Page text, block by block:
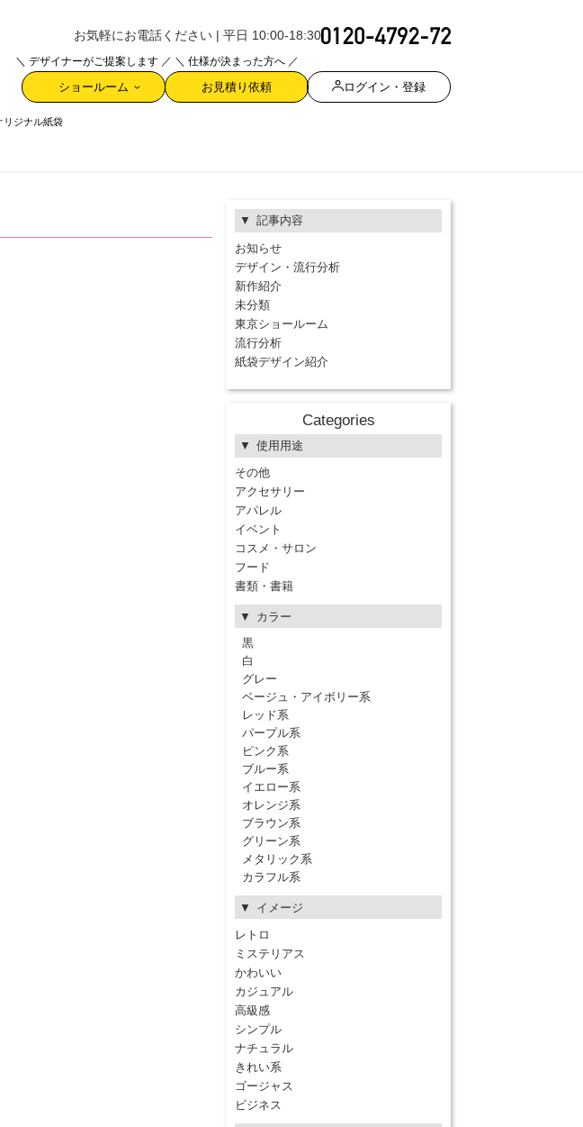
お気軽にお電話ください | 平日 10:00-18:30
＼ デザイナーがご提案します ／
ショールーム
＼ 仕様が決まった方へ ／
お見積り依頼 ログイン・登録
リジナル紙袋
記事内容
お知らせ
デザイン・流行分析
新作紹介
未分類
東京ショールーム
流行分析
紙袋デザイン紹介
Categories
使用用途
その他
アクセサリー
アパレル
イベント
コスメ・サロン
フード
書類・書籍
カラー
黒
白
グレー
ベージュ・アイボリー系
レッド系
パープル系
ピンク系
ブルー系
イエロー系
オレンジ系
ブラウン系
グリーン系
メタリック系
カラフル系
イメージ
レトロ
ミステリアス
かわいい
カジュアル
高級感
シンプル
ナチュラル
きれい系
ゴージャス
ビジネス